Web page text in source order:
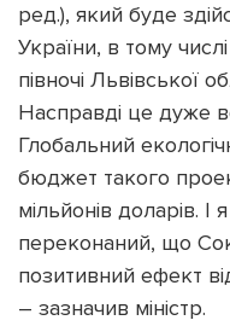
ред.), який буде
України, в тому
півночі Львівської
Насправді це дуже
Глобальний
бюджет такого
мільйонів доларів. І
переконаний, що
позитивний ефект
– зазначив міністр.